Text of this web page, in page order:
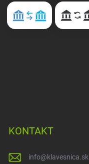
KONTAKT
info@klavesnica.sk